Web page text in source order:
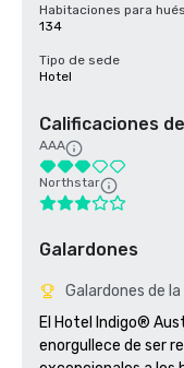
Habitaciones para
134
Tipo de sede
Hotel
Calificaciones
AAA
Northstar
Galardones
Galardones de
El Hotel Indigo®
enorgullece de ser